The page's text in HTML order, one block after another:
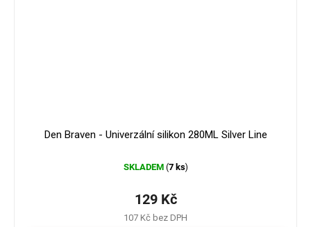
Den Braven - Univerzální silikon 280ML Silver Line
SKLADEM (7 ks)
107 Kč bez DPH
129 Kč